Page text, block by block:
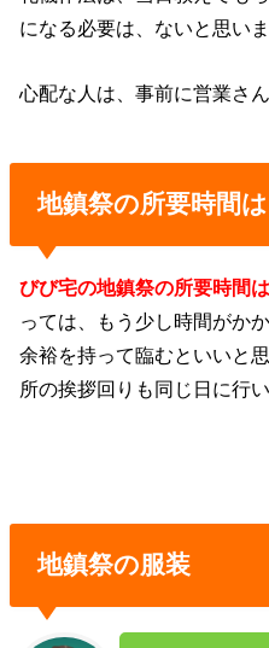
になる必要は、ないと思いま
心配な人は、事前に営業さ
地鎮祭の所要時間
びび宅の地鎮祭の所要時間
っては、もう少し時間がか
余裕を持って臨むといいと
所の挨拶回りも同じ日に行い
地鎮祭の服装